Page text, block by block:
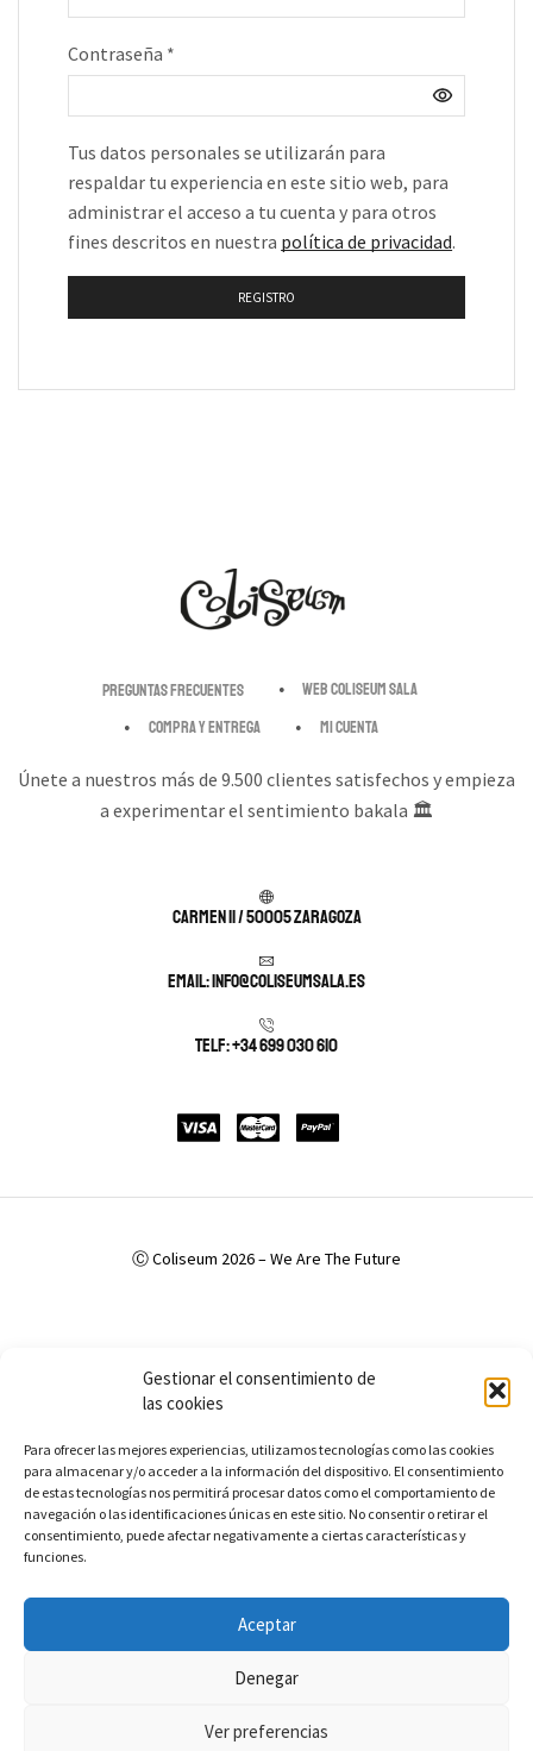
Gestionar el consentimiento de
las cookies
Para ofrecer las mejores experiencias, utilizamos tecnologías como las cookies
para almacenar y/o acceder a la información del dispositivo. El consentimiento
de estas tecnologías nos permitirá procesar datos como el comportamiento de
navegación o las identificaciones únicas en este sitio. No consentir o retirar el
consentimiento, puede afectar negativamente a ciertas características y
funciones.
Aceptar
Denegar
Ver preferencias
Contraseña *
Tus datos personales se utilizarán para
respaldar tu experiencia en este sitio web, para
administrar el acceso a tu cuenta y para otros
fines descritos en nuestra política de privacidad.
REGISTRO
Preguntas Frecuentes
Web Coliseum Sala
Compra y entrega
Mi cuenta
Únete a nuestros más de 9.500 clientes satisfechos y empieza
a experimentar el sentimiento bakala 🏛️
Carmen 11 / 50005 Zaragoza
Email: info@coliseumsala.es
Telf: +34 699 030 610
Ⓒ Coliseum 2026 – We Are The Future
Accesibilidad